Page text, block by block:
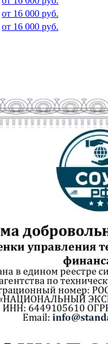
от 16 000 руб.
от 16 000 руб.